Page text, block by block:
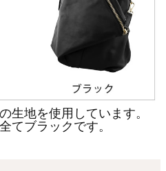
生地を使用しています。
てブラックです。